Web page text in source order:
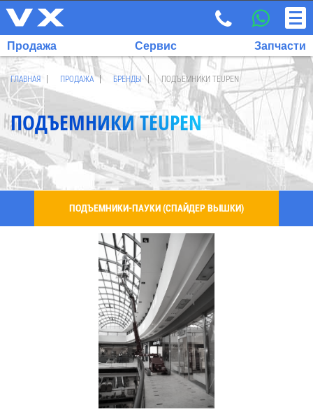
ВЫБРАННЫЙ
ЯЗЫК:
RU
EN
7
Купить новую технику
Продажа Сервис Запчасти
ГЛАВНАЯ ПРОДАЖА БРЕНДЫ ПОДЪЕМНИКИ TEUPEN
ПОДЪЕМНИКИ TEUPEN
ПОДЪЕМНИКИ-ПАУКИ (СПАЙДЕР ВЫШКИ)